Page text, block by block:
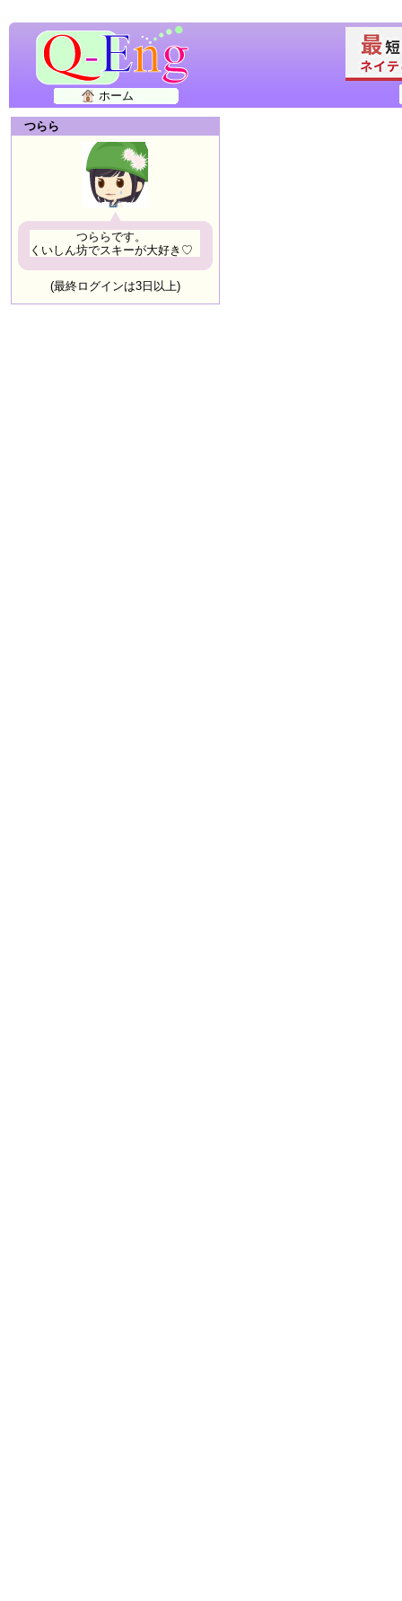
ホーム
つらら
つららです。
くいしん坊でスキーが大好き♡
(最終ログインは3日以上)